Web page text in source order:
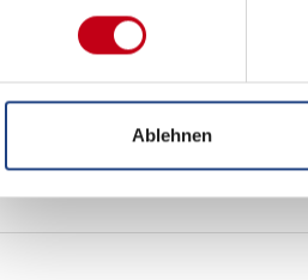
Ablehnen